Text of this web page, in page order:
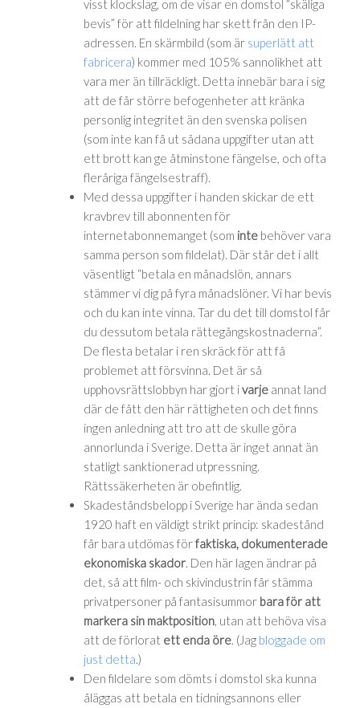
visst klockslag, om de visar en domstol “skäliga
bevis” för att fildelning har skett från den IP-
adressen. En skärmbild (som är superlätt att
fabricera) kommer med 105% sannolikhet att
vara mer än tillräckligt. Detta innebär bara i sig
att de får större befogenheter att kränka
personlig integritet än den svenska polisen
(som inte kan få ut sådana uppgifter utan att
ett brott kan ge åtminstone fängelse, och ofta
fleråriga fängelsestraff).
Med dessa uppgifter i handen skickar de ett
kravbrev till abonnenten för
internetabonnemanget (som inte behöver vara
samma person som fildelat). Där står det i allt
väsentligt “betala en månadslön, annars
stämmer vi dig på fyra månadslöner. Vi har bevis
och du kan inte vinna. Tar du det till domstol får
du dessutom betala rättegångskostnaderna”.
De flesta betalar i ren skräck för att få
problemet att försvinna. Det är så
upphovsrättslobbyn har gjort ivarje annat land
där de fått den här rättigheten och det finns
ingen anledning att tro att de skulle göra
annorlunda i Sverige. Detta är inget annat än
statligt sanktionerad utpressning.
Rättssäkerheten är obefintlig.
Skadeståndsbelopp i Sverige har ända sedan
1920 haft en väldigt strikt princip: skadestånd
får bara utdömas förfaktiska, dokumenterade
ekonomiska skador . Den här lagen ändrar på
det, så att film- och skivindustrin får stämma
privatpersoner på fantasisummor bara för att
markera sin maktposition , utan att behöva visa
att de förlorat ett enda öre . (Jag bloggade om
just detta .)
Den fildelare som dömts i domstol ska kunna
åläggas att betala en tidningsannons eller